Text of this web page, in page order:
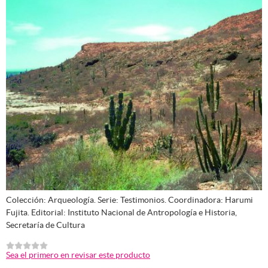
Colección: Arqueología. Serie: Testimonios. Coordinadora: Harumi
Fujita. Editorial: Instituto Nacional de Antropología e Historia,
Secretaría de Cultura
Sea el primero en revisar este producto